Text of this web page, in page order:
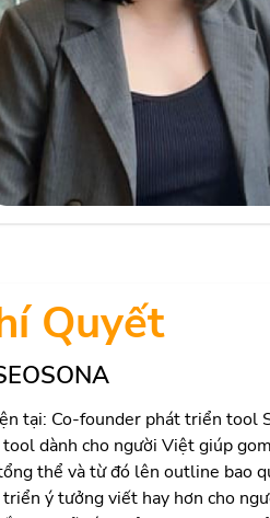
Quyết
tại: Co-founder phát triển tool
tool dành cho người Việt giúp
thể và từ đó lên outline bao
ý tưởng viết hay hơn cho